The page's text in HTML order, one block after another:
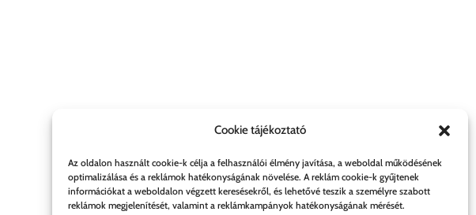
Cookie tájékoztató
Az oldalon használt cookie-k célja a felhasználói élmény javítása, a weboldal működésének
optimalizálása és a reklámok hatékonyságának növelése. A reklám cookie-k gyűjtenek
információkat a weboldalon végzett keresésekről, és lehetővé teszik a személyre szabott
reklámok megjelenítését, valamint a reklámkampányok hatékonyságának mérését.